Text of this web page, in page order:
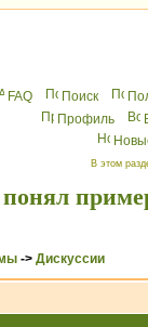
FAQ Поиск
Профиль
В этом
-> Дискуссии